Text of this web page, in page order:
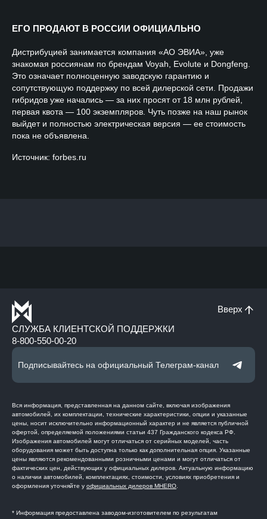
ЕГО ПРОДАЮТ В РОССИИ ОФИЦИАЛЬНО
Дистрибуцией занимается компания «АО ЭВИА», уже
знакомая россиянам по брендам Voyah, Evolute и Dongfeng.
Это означает полноценную заводскую гарантию и
сопутствующую поддержку по всей дилерской сети. Продажи
гибридов уже начались — за них просят от 18 млн рублей,
первая квота — 100 экземпляров. Чуть позже на наш рынок
выйдет и полностью электрическая версия — ее стоимость
пока не объявлена.
Источник: forbes.ru
Вверх
Подписывайтесь на официальный Телеграм-канал
СЛУЖБА КЛИЕНТСКОЙ ПОДДЕРЖКИ
8-800-550-00-20
Вся информация, представленная на данном сайте, включая изображения
автомобилей, их комплектации, технические характеристики, опции и указанные
цены, носит исключительно информационный характер и не является публичной
офертой, определяемой положениями статьи 437 Гражданского кодекса РФ.
Изображения автомобилей могут отличаться от серийных моделей, часть
оборудования может быть доступна только как дополнительная опция. Указанные
цены являются рекомендованными розничными ценами и могут отличаться от
фактических цен, действующих у официальных дилеров. Актуальную информацию
о наличии автомобилей, комплектациях, стоимости, условиях приобретения и
оформления уточняйте у официальных дилеров MHERO
* Информация предоставлена заводом-изготовителем по результатам